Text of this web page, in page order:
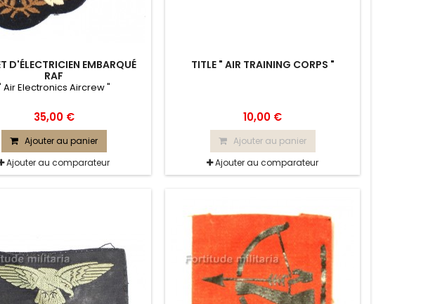
D'ÉLECTRICIEN EMBARQUÉ
RAF
Air Electronics Aircrew "
35,00 €
Ajouter au panier
Ajouter au comparateur
TITLE " AIR TRAINING CORPS "
10,00 €
Ajouter au panier
Ajouter au comparateur